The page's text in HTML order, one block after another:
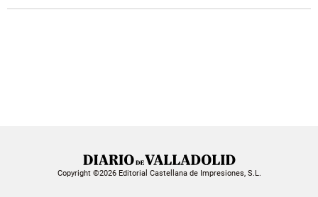
Copyright ©2026 Editorial Castellana de Impresiones, S.L.